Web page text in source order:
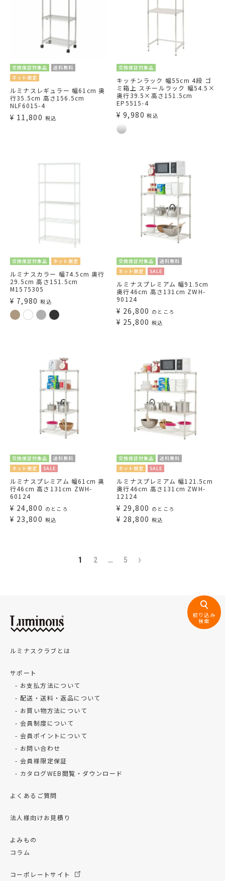
交換保証対象品
送料無料
ネット限定
ルミナスレギュラー 幅61cm 奥
行35.5cm 高さ156.5cm
NLF6015-4
¥ 11,800 税込
交換保証対象品
キッチンラック 幅55cm 4段 ゴ
ミ箱上 スチールラック 幅54.5×
奥行39.5×高さ151.5cm
EP5515-4
¥ 9,980 税込
交換保証対象品 ネット限定
ルミナスカラー 幅74.5cm 奥行
29.5cm 高さ151.5cm
M1575305
¥ 7,980 税込
交換保証対象品
送料無料
ネット限定
SALE
ルミナスプレミアム 幅91.5cm
奥行46cm 高さ131cm ZWH-
90124
¥ 26,800 のところ
¥ 25,800 税込
交換保証対象品
送料無料
ネット限定
SALE
ルミナスプレミアム 幅61cm 奥
行46cm 高さ131cm ZWH-
60124
¥ 24,800 のところ
¥ 23,800 税込
交換保証対象品
送料無料
ネット限定
SALE
ルミナスプレミアム 幅121.5cm
奥行46cm 高さ131cm ZWH-
12124
¥ 29,800 のところ
¥ 28,800 税込
1 2 … 5
絞り込み
検索
ルミナスクラブとは
サポート
お支払方法について
配送・送料・返品について
お買い物方法について
会員制度について
会員ポイントについて
お問い合わせ
会員様限定保証
カタログWEB閲覧・ダウンロード
よくあるご質問
法人様向けお見積り
よみもの
コラム
コーポレートサイト